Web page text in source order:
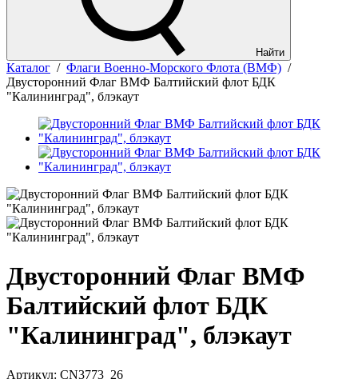
Найти
Каталог / Флаги Военно-Морского Флота (ВМФ) /
Двусторонний Флаг ВМФ Балтийский флот БДК
"Калининград", блэкаут
Двусторонний Флаг ВМФ
Балтийский флот БДК
"Калининград", блэкаут
Артикул: CN3773_26